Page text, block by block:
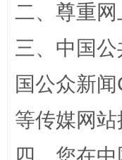
二、尊重
三、中国
国公众新
等传媒网